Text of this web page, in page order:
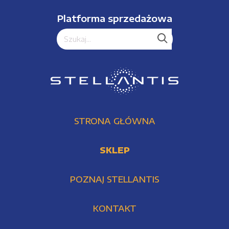
Platforma sprzedażowa
STRONA GŁÓWNA
SKLEP
POZNAJ STELLANTIS
KONTAKT